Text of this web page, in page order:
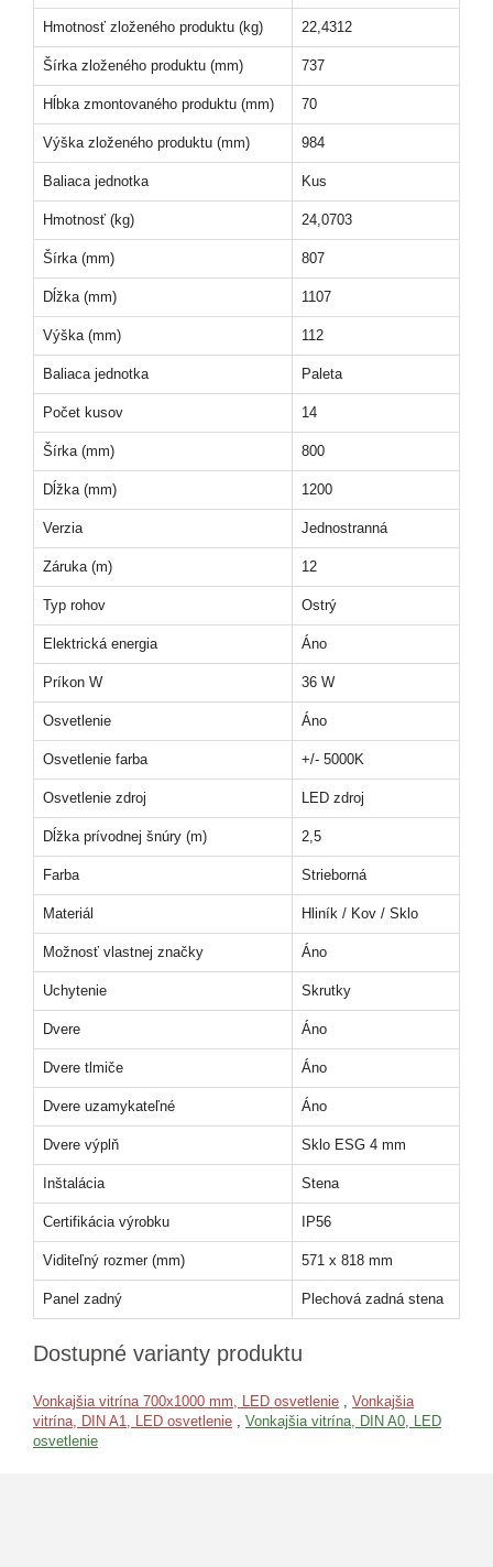
Hmotnosť zloženého produktu (kg) 22,4312
Šírka zloženého produktu (mm) 737
Hĺbka zmontovaného produktu (mm) 70
Výška zloženého produktu (mm) 984
Baliaca jednotka Kus
Hmotnosť (kg) 24,0703
Šírka (mm) 807
Dĺžka (mm) 1107
Výška (mm) 112
Baliaca jednotka Paleta
Počet kusov 14
Šírka (mm) 800
Dĺžka (mm) 1200
Verzia Jednostranná
Záruka (m) 12
Typ rohov Ostrý
Elektrická energia Áno
Príkon W 36 W
Osvetlenie Áno
Osvetlenie farba +/- 5000K
Osvetlenie zdroj LED zdroj
Dĺžka prívodnej šnúry (m) 2,5
Farba Strieborná
Materiál Hliník / Kov / Sklo
Možnosť vlastnej značky Áno
Uchytenie Skrutky
Dvere Áno
Dvere tlmiče Áno
Dvere uzamykateľné Áno
Dvere výplň Sklo ESG 4 mm
Inštalácia Stena
Certifikácia výrobku IP56
Viditeľný rozmer (mm) 571 x 818 mm
Panel zadný Plechová zadná stena
Dostupné varianty produktu
Vonkajšia vitrína 700x1000 mm, LED osvetlenie
Vonkajšia
vitrína, DIN A1, LED osvetlenie
Vonkajšia vitrína, DIN A0, LED
osvetlenie